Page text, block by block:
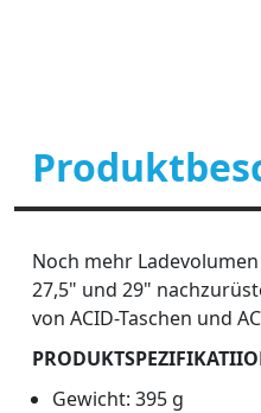
Noch mehr
27,5" und 29"
von ACID-Taschen und
Gewicht: 395 g